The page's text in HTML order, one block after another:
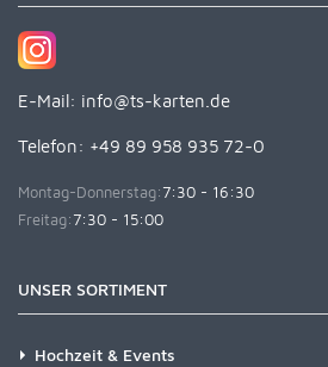
E-Mail: info@ts-karten.de
Telefon: +49 89 958 935 72-0
Montag-Donnerstag:7:30 - 16:30
Freitag:7:30 - 15:00
UNSER SORTIMENT
Hochzeit & Events